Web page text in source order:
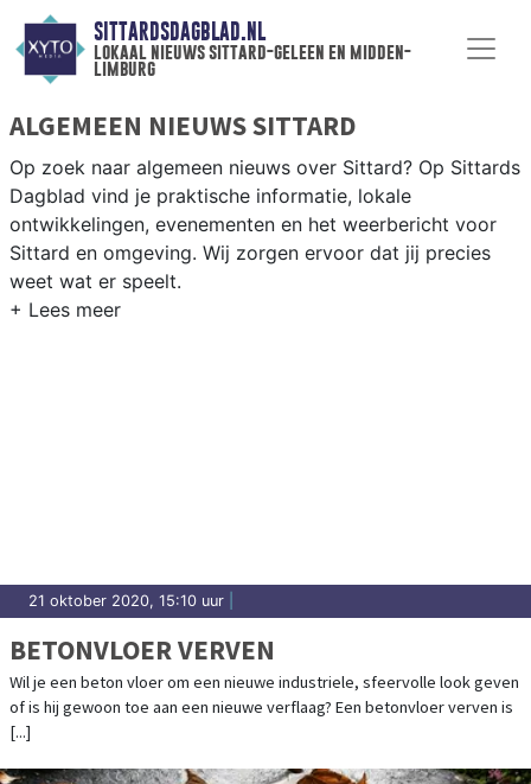
SITTARDSDAGBLAD.NL
lokaal nieuws sittard-geleen en midden-
limburg
ALGEMEEN NIEUWS SITTARD
Op zoek naar algemeen nieuws over Sittard? Op Sittards
Dagblad vind je praktische informatie, lokale
ontwikkelingen, evenementen en het weerbericht voor
Sittard en omgeving. Wij zorgen ervoor dat jij precies
weet wat er speelt.
21 oktober 2020, 15:10 uur
BETONVLOER VERVEN
Wil je een beton vloer om een nieuwe industriele, sfeervolle look geven
of is hij gewoon toe aan een nieuwe verflaag? Een betonvloer verven is
[...]